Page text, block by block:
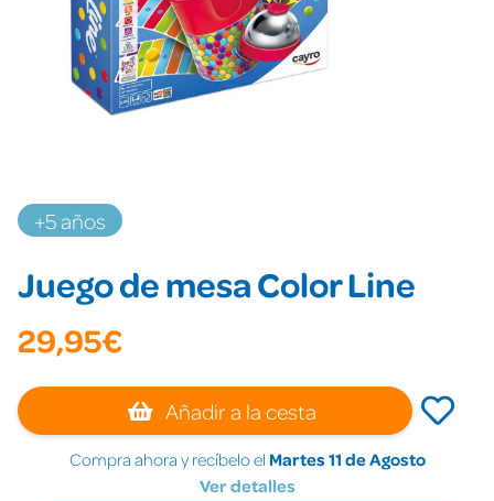
+5 años
Juego de mesa Color Line
29,95€
Añadir a la cesta
Compra ahora y recíbelo el Martes 11 de Agosto
Ver detalles